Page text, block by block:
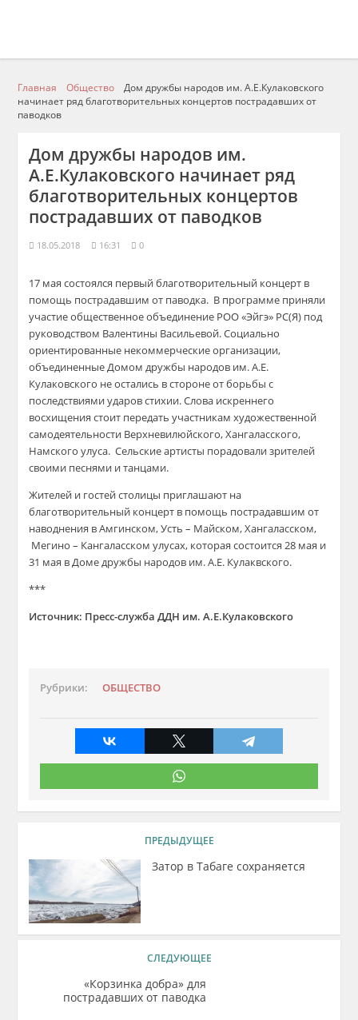
Главная Общество
Дом дружбы народов им. А.Е.Кулаковского
начинает ряд благотворительных концертов пострадавших от
паводков
Дом дружбы народов им.
А.Е.Кулаковского начинает ряд
благотворительных концертов
пострадавших от паводков
18.05.2018 16:31 0
17 мая состоялся первыйблаготворительный концерт в
помощь пострадавшим от паводка. В программе приняли
участие общественное объединение РОО «Эйгэ» РС(Я) под
руководством Валентины Васильевой.Социально
ориентированные некоммерческие организации,
объединенные Домом дружбы народов им. А.Е.
Кулаковского не остались в стороне от борьбы с
последствиями ударов стихии.Слова искреннего
восхищения стоит передать участникам художественной
самодеятельности Верхневилюйского,Хангаласского,
Намского улуса. Сельские артисты порадовали зрителей
своими песнями и танцами.
Жителей и гостей столицы приглашают на
благотворительный концерт в помощь пострадавшим от
наводнения вАмгинском,Усть – Майском,Хангаласском,
Мегино – Кангаласском улусах, которая состоится 28 мая и
31 мая в Доме дружбы народов им. А.Е. Кулаквского.
***
Источник: Пресс-служба ДДН им. А.Е.Кулаковского
Рубрики: ОБЩЕСТВО
ПРЕДЫДУЩЕЕ
Затор в Табаге сохраняется
СЛЕДУЮЩЕЕ
«Корзинка добра» для
пострадавших от паводка